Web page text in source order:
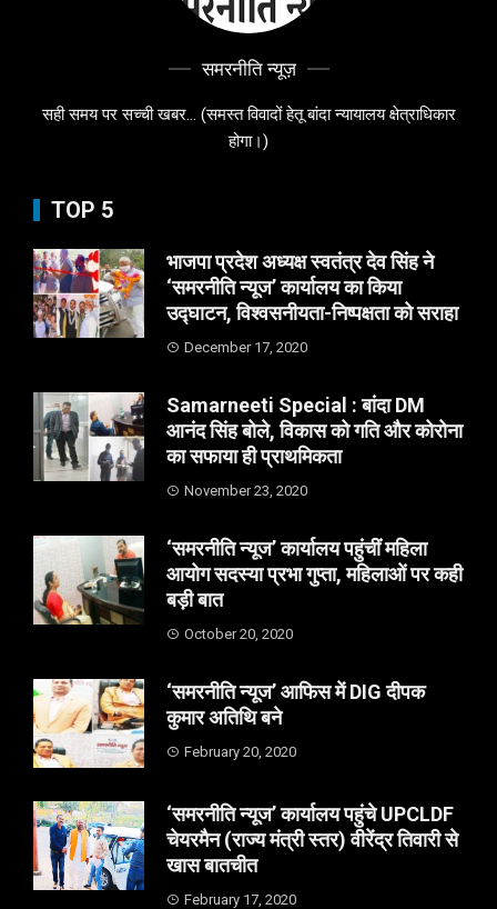
समरनीति न्यूज़
सही समय पर सच्ची खबर... (समस्त विवादों हेतू बांदा न्यायालय क्षेत्राधिकार
होगा।)
TOP 5
भाजपा प्रदेश अध्यक्ष स्वतंत्र देव सिंह ने
‘समरनीति न्यूज’ कार्यालय का किया
उद्घाटन, विश्वसनीयता-निष्पक्षता को सराहा
December 17, 2020
Samarneeti Special : बांदा DM
आनंद सिंह बोले, विकास को गति और कोरोना
का सफाया ही प्राथमिकता
November 23, 2020
‘समरनीति न्यूज’ कार्यालय पहुंचीं महिला
आयोग सदस्या प्रभा गुप्ता, महिलाओं पर कही
बड़ी बात
October 20, 2020
‘समरनीति न्यूज’ आफिस में DIG दीपक
कुमार अतिथि बने
February 20, 2020
‘समरनीति न्यूज’ कार्यालय पहुंचे UPCLDF
चेयरमैन (राज्य मंत्री स्तर) वीरेंद्र तिवारी से
खास बातचीत
February 17, 2020